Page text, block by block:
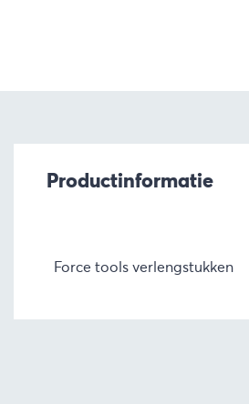
Productinformatie
Force tools verlengstukken